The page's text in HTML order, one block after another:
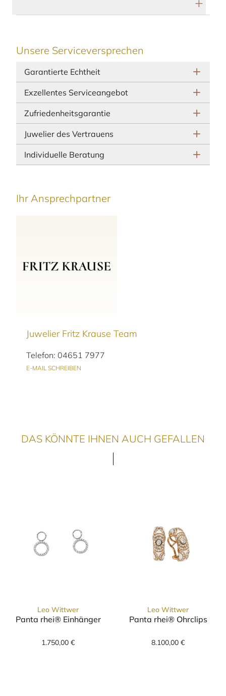
Ihr Ansprechpartner
Juwelier Fritz Krause Team
Telefon: 04651 7977
E-MAIL SCHREIBEN
Unsere Serviceversprechen
Garantierte Echtheit
Exzellentes Serviceangebot
Zufriedenheitsgarantie
Juwelier des Vertrauens
Individuelle Beratung
DAS KÖNNTE IHNEN AUCH GEFALLEN
Leo Wittwer
Panta rhei® Einhänger
1.750,00 €
Leo Wittwer
Panta rhei® Ohrclips
8.100,00 €